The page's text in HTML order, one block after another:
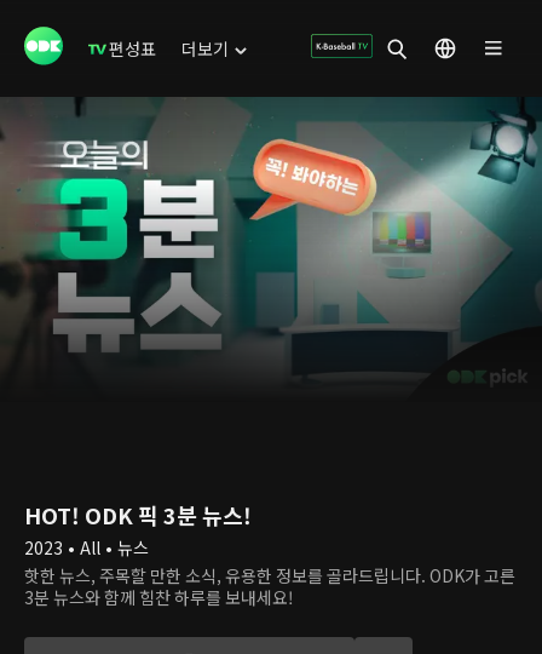
편성표 더보기
HOT! ODK 픽 3분 뉴스!
2023 • All • 뉴스
핫한 뉴스, 주목할 만한 소식, 유용한 정보를 골라드립니다. ODK가 고른
3분 뉴스와 함께 힘찬 하루를 보내세요!